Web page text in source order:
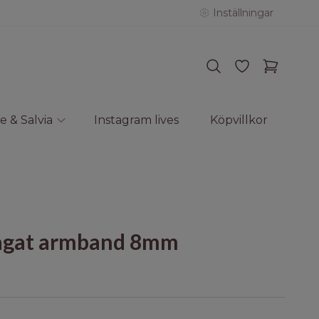
Inställningar
& Salvia Instagram lives Köpvillkor
armband 8mm